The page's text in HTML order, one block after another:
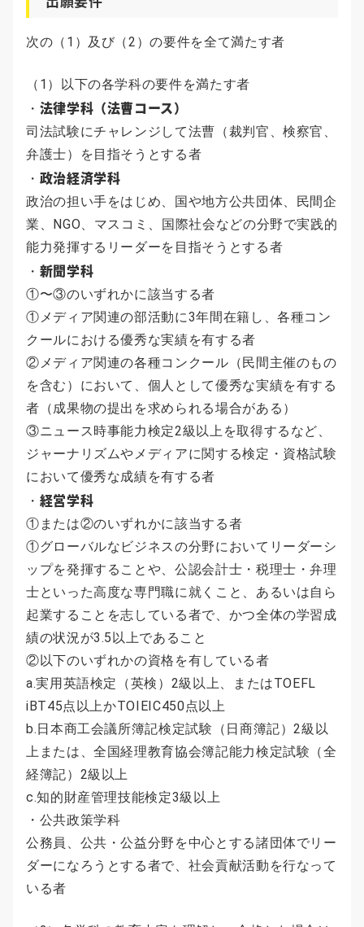
次の（1）及び（2）の要件を全て満たす者
（1）以下の各学科の要件を満たす者
・ 法律学科（法曹コース）
司法試験にチャレンジして法曹（裁判官、検察官、
弁護士）を目指そうとする者
・ 政治経済学科
政治の担い手をはじめ、国や地方公共団体、民間企
業、NGO、マスコミ、国際社会などの分野で実践的
能力発揮するリーダーを目指そうとする者
・ 新聞学科
①〜③のいずれかに該当する者
①メディア関連の部活動に3年間在籍し、各種コン
クールにおける優秀な実績を有する者
②メディア関連の各種コンクール（民間主催のもの
を含む）において、個人として優秀な実績を有する
者（成果物の提出を求められる場合がある）
③ニュース時事能力検定2級以上を取得するなど、
ジャーナリズムやメディアに関する検定・資格試験
において優秀な成績を有する者
・ 経営学科
①または②のいずれかに該当する者
①グローバルなビジネスの分野においてリーダーシ
ップを発揮することや、公認会計士・税理士・弁理
士といった高度な専門職に就くこと、あるいは自ら
起業することを志している者で、かつ全体の学習成
績の状況が3.5以上であること
②以下のいずれかの資格を有している者
a.実用英語検定（英検）2級以上、またはTOEFL
iBT45点以上かTOIEIC450点以上
b.日本商工会議所簿記検定試験（日商簿記）2級以
上または、全国経理教育協会簿記能力検定試験（全
経簿記）2級以上
c.知的財産管理技能検定3級以上
・公共政策学科
公務員、公共・公益分野を中心とする諸団体でリー
ダーになろうとする者で、社会貢献活動を行なって
いる者